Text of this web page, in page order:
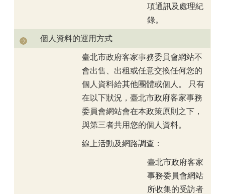
項通訊及處理紀
錄。
個人資料的運用方式
臺北市政府客家事務委員會網站不
會出售、出租或任意交換任何您的
個人資料給其他團體或個人。 只有
在以下狀況，臺北市政府客家事務
委員會網站會在本政策原則之下，
與第三者共用您的個人資料。
線上活動及網路調查：
臺北市政府客家
事務委員會網站
所收集的受訪者